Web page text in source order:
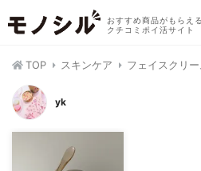
おすすめ商品がもらえる
クチコミポイ活サイト
TOP スキンケア フェイスクリ
yk